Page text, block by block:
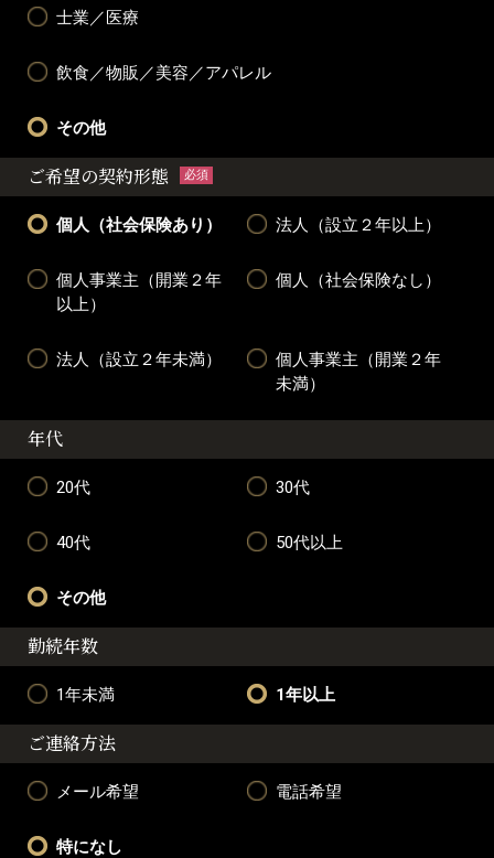
士業／医療
飲食／物販／美容／アパレル
その他
ご希望の契約形態 必須
個人（社会保険あり） 法人（設立２年以上）
個人事業主（開業２年
以上）
個人（社会保険なし）
法人（設立２年未満）
個人事業主（開業２年
未満）
年代
20代 30代
40代 50代以上
その他
勤続年数
1年未満 1年以上
ご連絡方法
メール希望 電話希望
特になし